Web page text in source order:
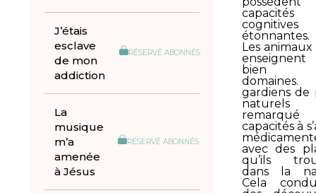
J’étais
esclave
de mon
addiction
RÉSERVÉ ABONNÉS
La
musique
m’a
amenée
à Jésus
RÉSERVÉ ABONNÉS
capacités
cognitives
étonnantes.
Les
enseignent
bien
gardiens de
naturels
remarqué
capacités à
avec des
qu’ils
dans la
Cela